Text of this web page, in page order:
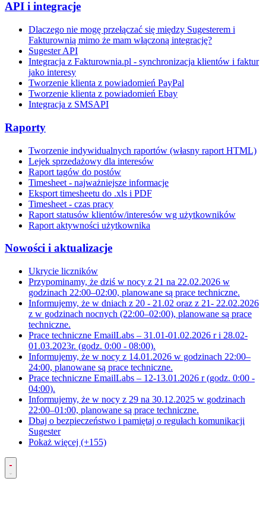
API i integracje
Dlaczego nie mogę przełączać się między Sugesterem i
Fakturownią mimo że mam włączoną integrację?
Sugester API
Integracja z Fakturownia.pl - synchronizacja klientów i faktur
jako interesy
Tworzenie klienta z powiadomień PayPal
Tworzenie klienta z powiadomień Ebay
Integracja z SMSAPI
Raporty
Tworzenie indywidualnych raportów (własny raport HTML)
Lejek sprzedażowy dla interesów
Raport tagów do postów
Timesheet - najważniejsze informacje
Eksport timesheetu do .xls i PDF
Timesheet - czas pracy
Raport statusów klientów/interesów wg użytkowników
Raport aktywności użytkownika
Nowości i aktualizacje
Ukrycie liczników
Przypominamy, że dziś w nocy z 21 na 22.02.2026 w
godzinach 22:00–02:00, planowane są prace techniczne.
Informujemy, że w dniach z 20 - 21.02 oraz z 21- 22.02.2026
z w godzinach nocnych (22:00–02:00), planowane są prace
techniczne.
Prace techniczne EmailLabs – 31.01-01.02.2026 r i 28.02-
01.03.2023r. (godz. 0:00 - 08:00).
Informujemy, że w nocy z 14.01.2026 w godzinach 22:00–
24:00, planowane są prace techniczne.
Prace techniczne EmailLabs – 12-13.01.2026 r (godz. 0:00 -
04:00).
Informujemy, że w nocy z 29 na 30.12.2025 w godzinach
22:00–01:00, planowane są prace techniczne.
Dbaj o bezpieczeństwo i pamiętaj o regułach komunikacji
Sugester
Pokaż więcej (+155)